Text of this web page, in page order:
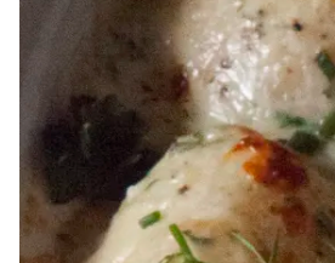
Inspiration
Vårt
Växthus
Vårt ansvar
Om oss